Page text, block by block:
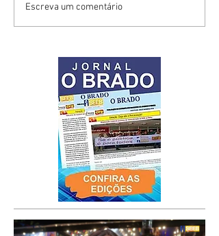
Escreva um comentário